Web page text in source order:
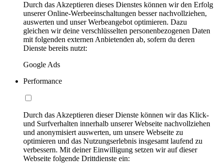
Durch das Akzeptieren dieses Dienstes können wir den Erfolg
unserer Online-Werbeeinschaltungen besser nachvollziehen,
auswerten und unser Werbeangebot optimieren. Dazu
gleichen wir deine verschlüsselten personenbezogenen Daten
mit folgenden externen Anbietenden ab, sofern du deren
Dienste bereits nutzt:
Google Ads
Performance
Durch das Akzeptieren dieser Dienste können wir das Klick-
und Surfverhalten innerhalb unserer Webseite nachvollziehen
und anonymisiert auswerten, um unsere Webseite zu
optimieren und das Nutzungserlebnis insgesamt laufend zu
verbessern. Mit deiner Einwilligung setzen wir auf dieser
Webseite folgende Drittdienste ein: